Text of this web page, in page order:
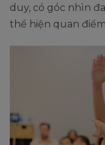
duy, có góc nhìn
thể hiện quan